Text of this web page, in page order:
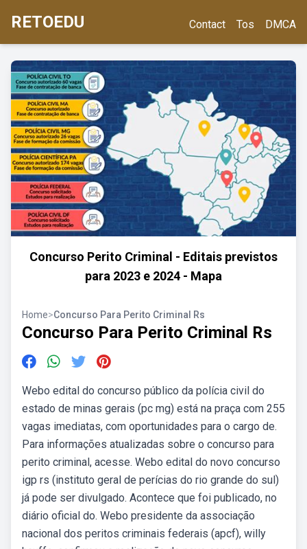
RETOEDU Contact Tos DMCA
Concurso Perito Criminal - Editais previstos
para 2023 e 2024 - Mapa
Home>Concurso Para Perito Criminal Rs
Concurso Para Perito Criminal Rs
Webo edital do concurso público da polícia civil do
estado de minas gerais (pc mg) está na praça com 255
vagas imediatas, com oportunidades para o cargo de.
Para informações atualizadas sobre o concurso para
perito criminal, acesse. Webo edital do novo concurso
igp rs (instituto geral de perícias do rio grande do sul)
já pode ser divulgado. Acontece que foi publicado, no
diário oficial do. Webo presidente da associação
nacional dos peritos criminais federais (apcf), willy